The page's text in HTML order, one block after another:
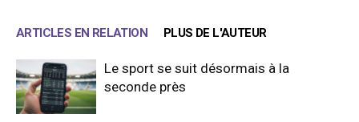
ARTICLES EN RELATION PLUS DE L'AUTEUR
Le sport se suit désormais à la
seconde près